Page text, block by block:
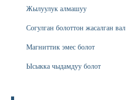
Жылуулук алмашуу
Согулган болоттон жасалган вал
Магниттик эмес болот
Ысыкка чыдамдуу болот